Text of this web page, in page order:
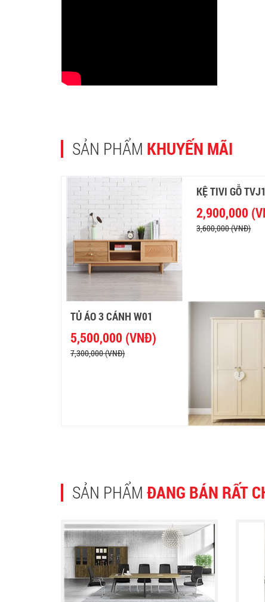
SẢN PHẨM KHUYẾN MÃI
KỆ TIVI GỖ
2,900,000
3,600,000 (VNĐ)
TỦ ÁO 3 CÁNH W01
5,500,000 (VNĐ)
7,300,000 (VNĐ)
SẢN PHẨM ĐANG BÁN RẤT